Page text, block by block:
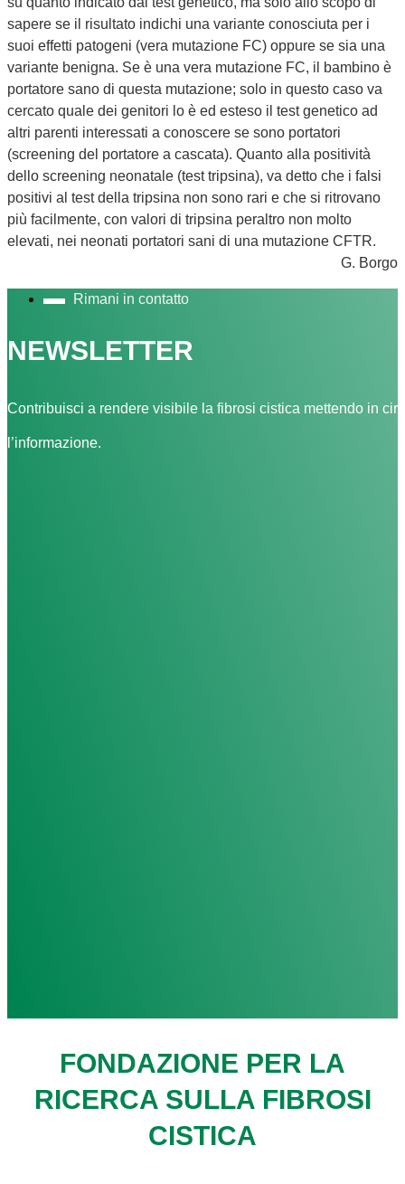
sapere se il risultato indichi una variante conosciuta per i
suoi effetti patogeni (vera mutazione FC) oppure se sia una
variante benigna. Se è una vera mutazione FC, il bambino è
portatore sano di questa mutazione; solo in questo caso va
cercato quale dei genitori lo è ed esteso il test genetico ad
altri parenti interessati a conoscere se sono portatori
(screening del portatore a cascata). Quanto alla positività
dello screening neonatale (test tripsina), va detto che i falsi
positivi al test della tripsina non sono rari e che si ritrovano
più facilmente, con valori di tripsina peraltro non molto
elevati, nei neonati portatori sani di una mutazione CFTR.
G. Borgo
Rimani in contatto
NEWSLETTER
Contribuisci a rendere visibile la fibrosi cistica mettendo in
l’informazione.
FONDAZIONE PER LA
RICERCA SULLA FIBROSI
CISTICA